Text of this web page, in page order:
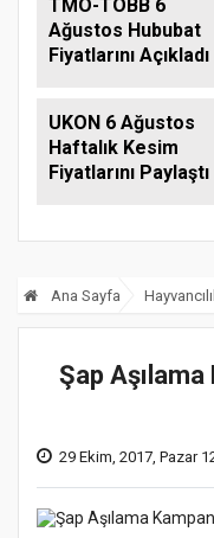
TMO-TOBB 6
Ağustos Hububat
Fiyatlarını Açıkladı
UKON 6 Ağustos
Haftalık Kesim
Fiyatlarını Paylaştı
Ana Sayfa
Şap Aşılama
29 Ekim, 2017, Pazar